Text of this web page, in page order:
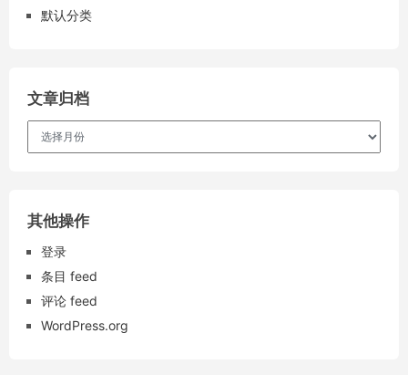
默认分类
文章归档
其他操作
登录
条目 feed
评论 feed
WordPress.org